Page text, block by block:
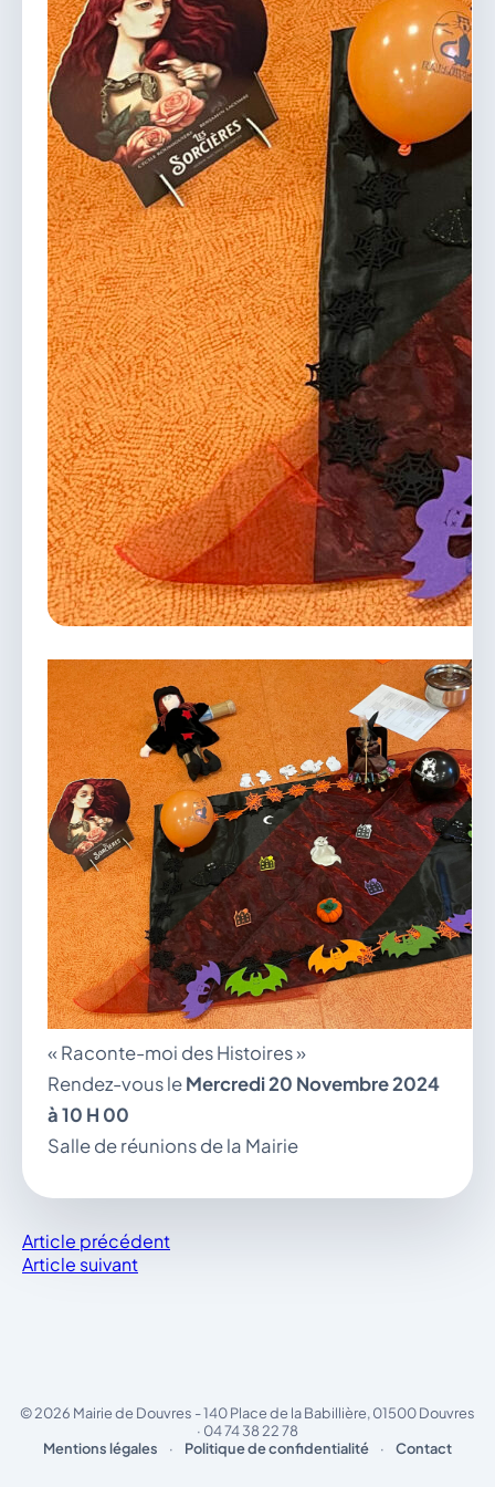
vous.
04 74 38 22 78
mairie@douvres.fr
140 Place de la Babillière, 01500 Douvres
Contacter la mairie
Le guichet des associations
publier une annonce
« Raconte-moi des Histoires »
Rendez-vous leMercredi 20 Novembre 2024
à 10 H 00
Salle de réunions de la Mairie
Article précédent
Article suivant
© 2026 Mairie de Douvres - 140 Place de la Babillière, 01500 Douvres
· 04 74 38 22 78
Mentions légales
· Politique de confidentialité · Contact